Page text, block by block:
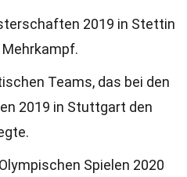
2019 in Stettin
Teams, das bei den
2019 in Stuttgart den
Spielen 2020